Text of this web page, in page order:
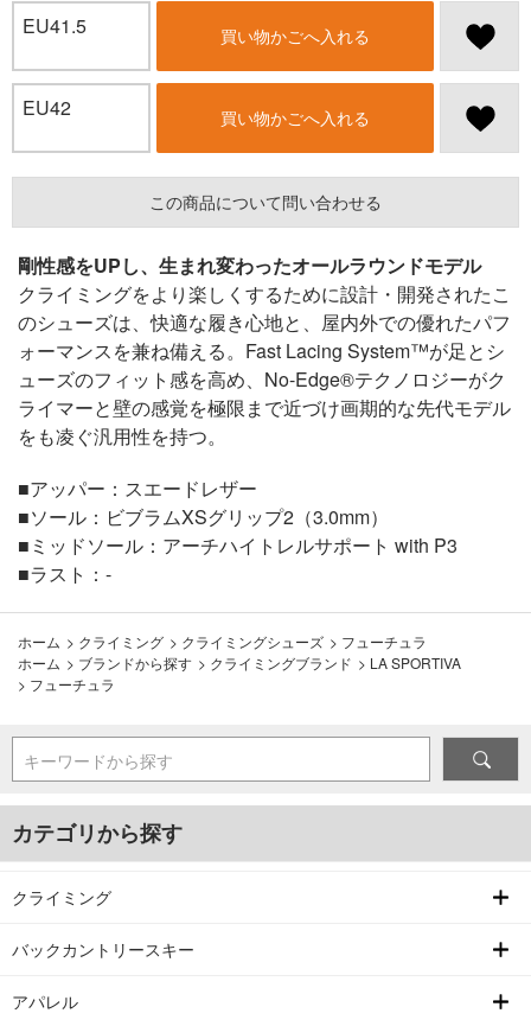
EU41.5 買い物かごへ入れる
EU42 買い物かごへ入れる
この商品について問い合わせる
剛性感をUPし、生まれ変わったオールラウンドモデル
クライミングをより楽しくするために設計・開発されたこ
のシューズは、快適な履き心地と、屋内外での優れたパフ
ォーマンスを兼ね備える。Fast Lacing System™が足とシ
ューズのフィット感を高め、No-Edge®テクノロジーがク
ライマーと壁の感覚を極限まで近づけ画期的な先代モデル
をも凌ぐ汎用性を持つ。
■アッパー：スエードレザー
■ソール：ビブラムXSグリップ2（3.0mm）
■ミッドソール：アーチハイトレルサポート with P3
■ラスト：-
ホーム > クライミング > クライミングシューズ > フューチュラ
ホーム > ブランドから探す > クライミングブランド > LA SPORTIVA
> フューチュラ
キーワードから探す
カテゴリから探す
クライミング
バックカントリースキー
アパレル